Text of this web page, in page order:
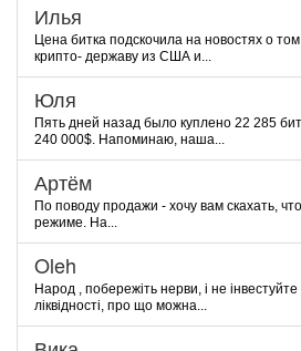
Илья
Цена битка подскочила на новостях о
крипто- державу из США и...
Юля
Пять дней назад было куплено 22 285
240 000$. Напоминаю, наша...
Артём
По поводу продажи - хочу вам скахать,
режиме. На...
Oleh
Народ , побережіть нерви, і не
ліквідності, про що можна...